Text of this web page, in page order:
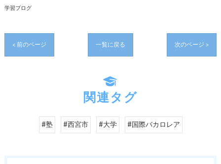
学習ブログ
< 前のページ 一覧に戻る 次のページ >
関連タグ
#塾 #西宮市 #大学 #国際バカロレア